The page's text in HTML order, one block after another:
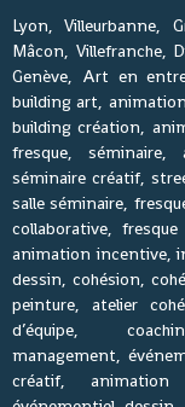
Lyon, Villeurbanne,
Mâcon, Villefranche,
Genève, Art en
building art,
building création,
fresque, séminaire,
séminaire créatif,
salle séminaire,
collaborative,
animation incentive,
dessin, cohésion,
peinture, atelier
d’équipe,
management,
créatif, animation